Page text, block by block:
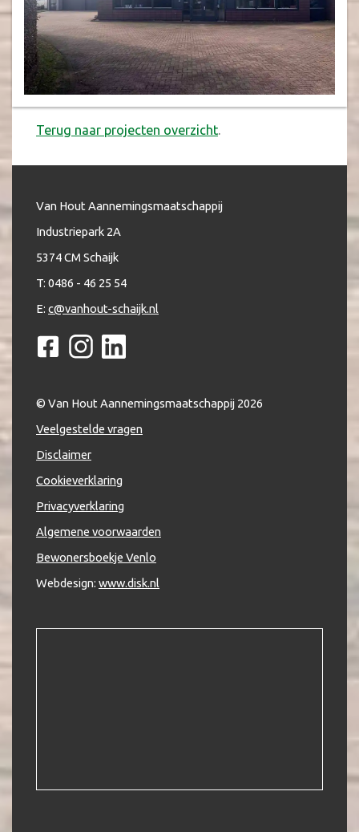
Terug naar projecten overzicht.
Van Hout Aannemingsmaatschappij
Industriepark 2A
5374 CM Schaijk
T: 0486 - 46 25 54
E: c@vanhout-schaijk.nl
© Van Hout Aannemingsmaatschappij 2026
Veelgestelde vragen
Disclaimer
Cookieverklaring
Privacyverklaring
Algemene voorwaarden
Bewonersboekje Venlo
Webdesign: www.disk.nl